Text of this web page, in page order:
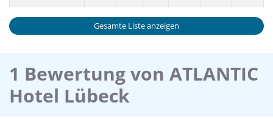
Gesamte Liste anzeigen
1 Bewertung von ATLANTIC
Hotel Lübeck